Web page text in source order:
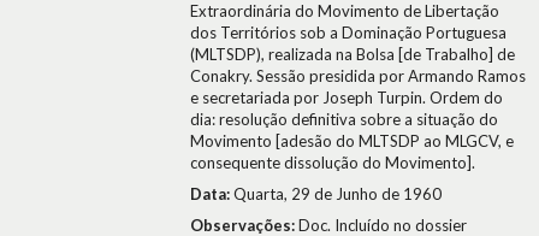
Extraordinária do Movimento de Libertação
dos Territórios sob a Dominação Portuguesa
(MLTSDP), realizada na Bolsa [de Trabalho] de
Conakry. Sessão presidida por Armando Ramos
e secretariada por Joseph Turpin. Ordem do
dia: resolução definitiva sobre a situação do
Movimento [adesão do MLTSDP ao MLGCV, e
consequente dissolução do Movimento].
Data:Quarta, 29 de Junho de 1960
Observações:Doc. Incluído no dossier